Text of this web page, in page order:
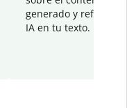
generado y refinado
IA en tu texto.